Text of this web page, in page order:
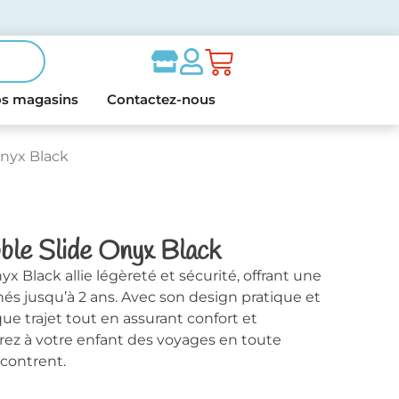
magasins Contactez-nous
Black
Slide Onyx Black
Black allie légèreté et sécurité, offrant une
jusqu’à 2 ans. Avec son design pratique et
trajet tout en assurant confort et
à votre enfant des voyages en toute